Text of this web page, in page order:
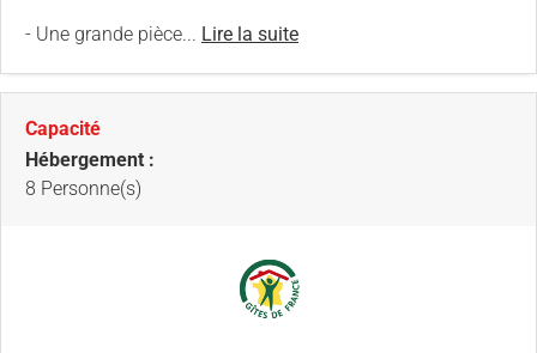
- Une grande pièce... Lire la suite
Capacité
Hébergement :
8 Personne(s)